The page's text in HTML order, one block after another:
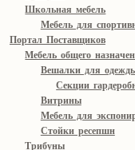
Школьная мебель
Мебель для
Портал Поставщиков
Мебель общего
Вешалки для
Секции
Витрины
Мебель для
Стойки ресепшн
Трибуны